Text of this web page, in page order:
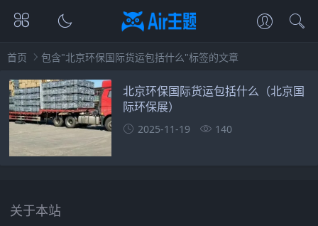
首页 包含"北京环保国际货运包括什么"标签的文章
北京环保国际货运包括什么（北京国
际环保展）
2025-11-19 140
关于本站